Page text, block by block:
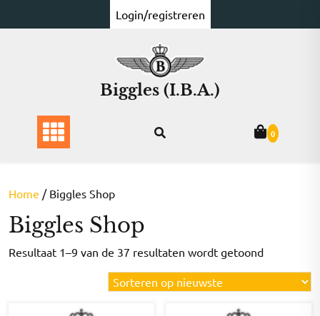
naar
Login/registreren
Biggles (I.B.A.)
0
Home / Biggles Shop
Biggles Shop
Resultaat 1–9 van de 37 resultaten wordt getoondGesorteerd
op
nieuwste